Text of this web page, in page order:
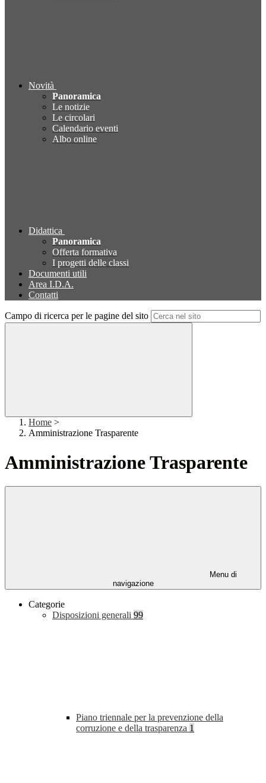
Novità
Panoramica
Le notizie
Le circolari
Calendario eventi
Albo online
Didattica
Panoramica
Offerta formativa
I progetti delle classi
Documenti utili
Area I.D.A.
Contatti
Campo di ricerca per le pagine del sito
Home >
Amministrazione Trasparente
Amministrazione Trasparente
Menu di
navigazione
Categorie
Disposizioni generali 99
Piano triennale per la prevenzione della
corruzione e della trasparenza 1